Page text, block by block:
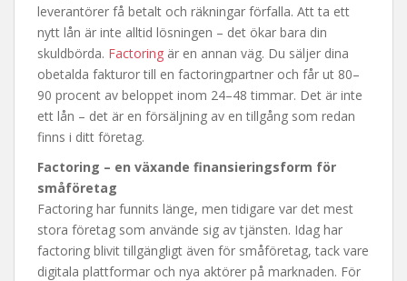
leverantörer få betalt och räkningar förfalla. Att ta ett
nytt lån är inte alltid lösningen – det ökar bara din
skuldbörda. Factoring är en annan väg. Du säljer dina
obetalda fakturor till en factoringpartner och får ut 80–
90 procent av beloppet inom 24–48 timmar. Det är inte
ett lån – det är en försäljning av en tillgång som redan
finns i ditt företag.
Factoring – en växande finansieringsform för
småföretag
Factoring har funnits länge, men tidigare var det mest
stora företag som använde sig av tjänsten. Idag har
factoring blivit tillgängligt även för småföretag, tack vare
digitala plattformar och nya aktörer på marknaden. För